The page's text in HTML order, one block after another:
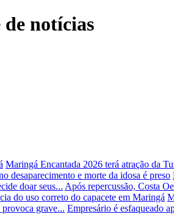
notícias
Maringá Encantada 2026 terá atração da
desaparecimento e morte da idosa é preso
doar seus... Após repercussão, Costa
do uso correto do capacete em Maringá
grave... Empresário é esfaqueado